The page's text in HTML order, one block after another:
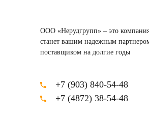
ООО «Нерудгрупп» – это
станет вашим надежным
поставщиком на долгие годы
+7 (903) 840-54-48
+7 (4872) 38-54-48